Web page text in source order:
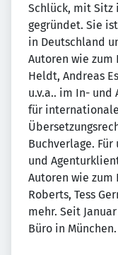
Schlück, mit Sitz
gegründet. Sie
in Deutschland
Autoren wie zum
Heldt, Andreas
u.v.a.. im In-
für
Buchverlage.
und
Autoren wie zum
Roberts, Tess
mehr. Seit
Büro in München.